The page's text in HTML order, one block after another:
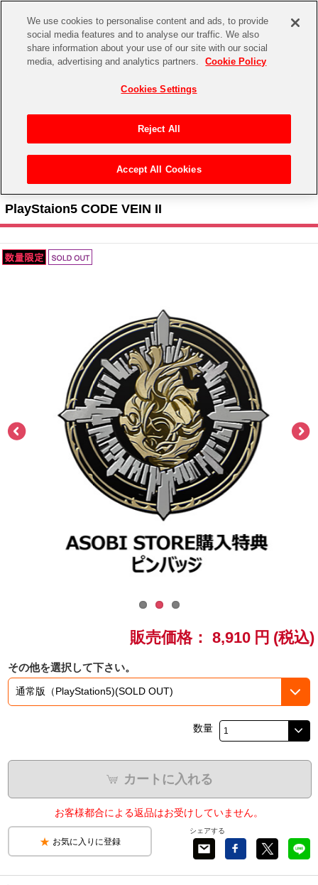
CHANNEL STORE EVENT
ASOBI STORE TOP
ASOBI STAGE
その他先行受付
プレミアム会員とは
アイドルマスターシリーズ
アイドルマスター
アイドルマスター ミリオンライブ！
アイドルマスター SideM
プロジェクトアイマス ヴイアライヴ
テイルズ オブ シリーズ
鉄拳
ドラゴンボール
ラブライブ！シリーズ
ラブライブ！虹ヶ咲学園スクールアイドル同好会
イベントグッズ
トイ・ホビー
>PlayStation 5> PlayStaion5 CODE VEIN II
PlayStaion5 CODE VEIN II
販売価格： 8,910 円 (税込)
その他を選択して下さい。
数量
カートに入れる
お客様都合による返品はお受けしていません。
お気に入りに登録
シェアする
We use cookies to personalise content and ads, to provide
social media features and to analyse our traffic. We also
share information about your use of our site with our social
media, advertising and analytics partners.
Cookie Policy
Cookies Settings
Reject All
Accept All Cookies